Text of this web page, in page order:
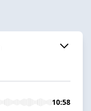
10:58